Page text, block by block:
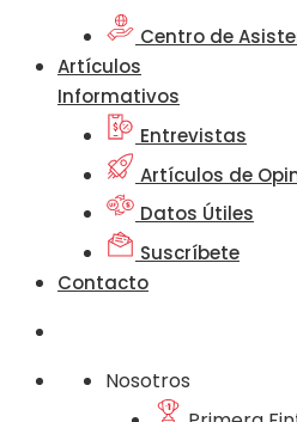
Centro de
Artículos
Informativos
Entrevistas
Artículos de
Datos Útiles
Suscríbete
Contacto
Nosotros